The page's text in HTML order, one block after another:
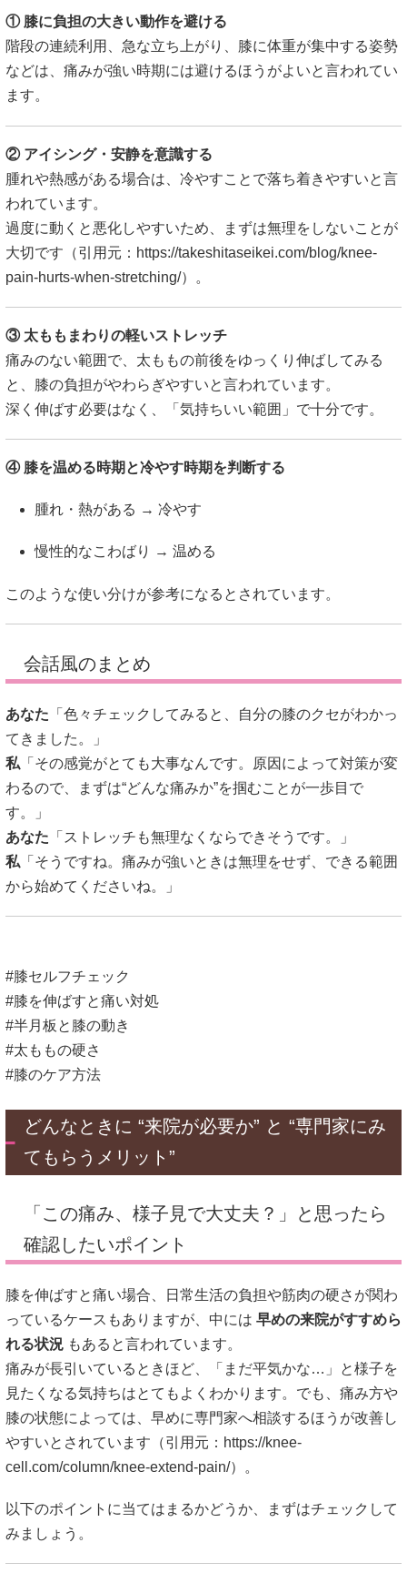
① 膝に負担の大きい動作を避ける
階段の連続利用、急な立ち上がり、膝に体重が集中する姿勢
などは、痛みが強い時期には避けるほうがよいと言われてい
ます。
② アイシング・安静を意識する
腫れや熱感がある場合は、冷やすことで落ち着きやすいと言
われています。
過度に動くと悪化しやすいため、まずは無理をしないことが
大切です（引用元： https://takeshitaseikei.com/blog/knee-
pain-hurts-when-stretching/）。
③ 太ももまわりの軽いストレッチ
痛みのない範囲で、太ももの前後をゆっくり伸ばしてみる
と、膝の負担がやわらぎやすいと言われています。
深く伸ばす必要はなく、「気持ちいい範囲」で十分です。
④ 膝を温める時期と冷やす時期を判断する
腫れ・熱がある → 冷やす
慢性的なこわばり → 温める
このような使い分けが参考になるとされています。
会話風のまとめ
あなた 「色々チェックしてみると、自分の膝のクセがわかっ
てきました。」
私 「その感覚がとても大事なんです。原因によって対策が変
わるので、まずは“どんな痛みか”を掴むことが一歩目で
す。」
あなた 「ストレッチも無理なくならできそうです。」
私 「そうですね。痛みが強いときは無理をせず、できる範囲
から始めてくださいね。」
#膝セルフチェック
#膝を伸ばすと痛い対処
#半月板と膝の動き
#太ももの硬さ
#膝のケア方法
どんなときに “来院が必要か” と “専門家にみ
てもらうメリット”
「この痛み、様子見で大丈夫？」と思ったら
確認したいポイント
膝を伸ばすと痛い場合、日常生活の負担や筋肉の硬さが関わ
っているケースもありますが、中には 早めの来院がすすめら
れる状況 もあると言われています。
痛みが長引いているときほど、「まだ平気かな…」と様子を
見たくなる気持ちはとてもよくわかります。でも、痛み方や
膝の状態によっては、早めに専門家へ相談するほうが改善し
やすいとされています（引用元： https://knee-
cell.com/column/knee-extend-pain/）。
以下のポイントに当てはまるかどうか、まずはチェックして
みましょう。